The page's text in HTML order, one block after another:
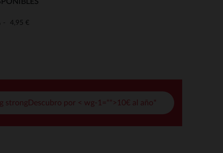
de privacidad, garantizando el cumplimiento de las
4,95 €
strongDescubro por < wg-1="">10€ al año*